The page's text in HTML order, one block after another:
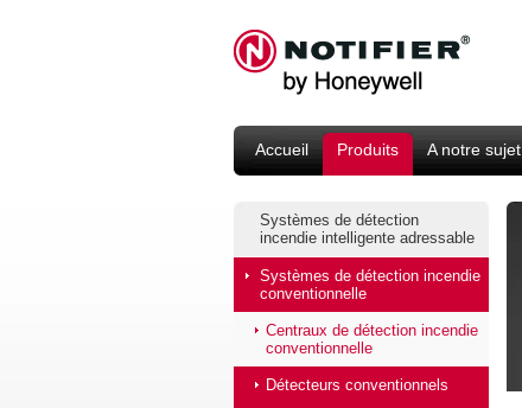
Accueil Produits A notre sujet
Systèmes de détection
incendie intelligente adressable
Systèmes de détection incendie
conventionnelle
Centraux de détection incendie
conventionnelle
Détecteurs conventionnels